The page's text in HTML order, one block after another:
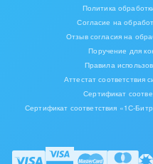
Политика
Согласие на
Отзыв согласия на
Поручение для
Правила
Аттестат
Сертификат
Сертификат соответствия «1С-